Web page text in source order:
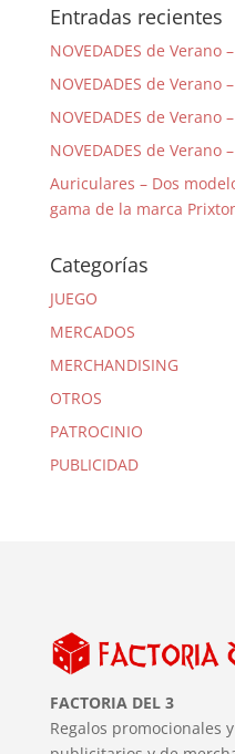
Entradas recientes
NOVEDADES de Verano
NOVEDADES de Verano
NOVEDADES de Verano
NOVEDADES de Verano
Auriculares – Dos
gama de la marca
Categorías
JUEGO
MERCADOS
MERCHANDISING
OTROS
PATROCINIO
PUBLICIDAD
FACTORIA DEL 3
Regalos promocionales